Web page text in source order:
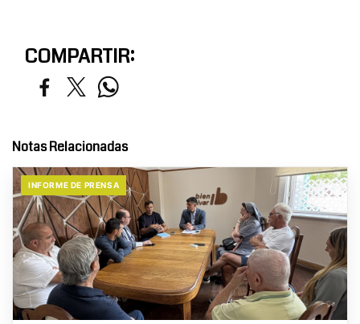
COMPARTIR:
Notas Relacionadas
INFORME DE PRENSA